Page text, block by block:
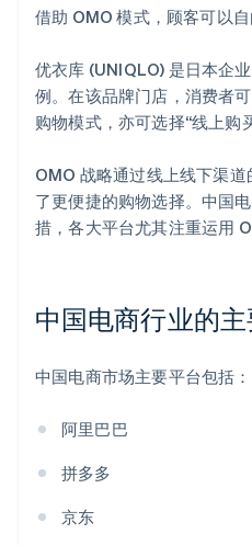
借助 OMO 模式，顾客可以
优衣库 (UNIQLO) 是日本企
例。在该品牌门店，消费者
购物模式，亦可选择“线上购
OMO 战略通过线上线下渠
了更便捷的购物选择。中国
措，各大平台尤其注重运用
中国电商行业的
中国电商市场主要平台包括：
阿里巴巴
拼多多
京东